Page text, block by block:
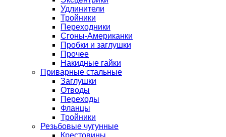
Удлинители
Тройники
Переходники
Сгоны-Американки
Пробки и заглушки
Прочее
Накидные гайки
Приварные стальные
Заглушки
Отводы
Переходы
Фланцы
Тройники
Резьбовые чугунные